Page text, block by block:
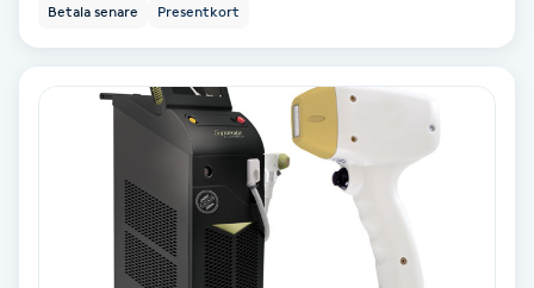
Friskvård
Friskvårdsmassage
Funktionsanalys
Betala senare Presentkort